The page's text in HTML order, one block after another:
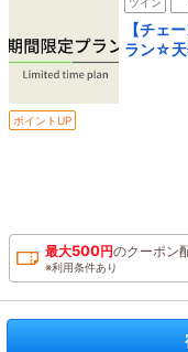
【チェ
ラン☆天
ポイントUP
最大500円のクーポン
※利用条件あり